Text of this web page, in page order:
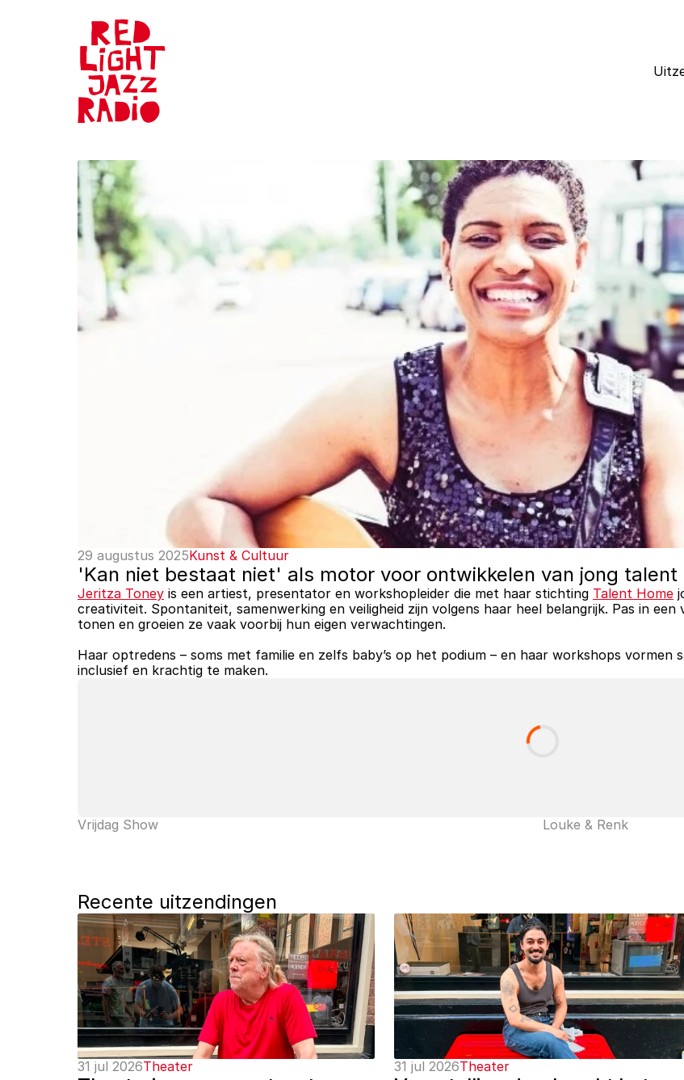
29 augustus 2025Kunst & Cultuur
'Kan niet bestaat niet' als motor voor ontwikkelen van jong talent
Jeritza Toney is een artiest, presentator en workshopleider die met haar stichting Talent Home
creativiteit. Spontaniteit, samenwerking en veiligheid zijn volgens haar heel belangrijk. Pas in
tonen en groeien ze vaak voorbij hun eigen verwachtingen.
Haar optredens – soms met familie en zelfs baby’s op het podium – en haar workshops vormen
inclusief en krachtig te maken.
Vrijdag Show Louke & Renk
Recente uitzendingen
31 jul 2026Theater 31 jul 2026Theater